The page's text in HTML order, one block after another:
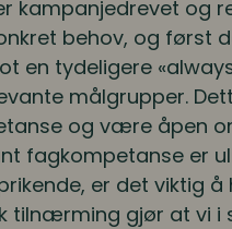
kampanjedrevet og
behov, og først
en tydeligere
målgrupper.
og være åpen
fagkompetanse er
er det viktig
tilnærming gjør at vi